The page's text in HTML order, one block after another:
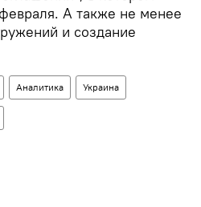
А также не менее
и создание
Аналитика Украина